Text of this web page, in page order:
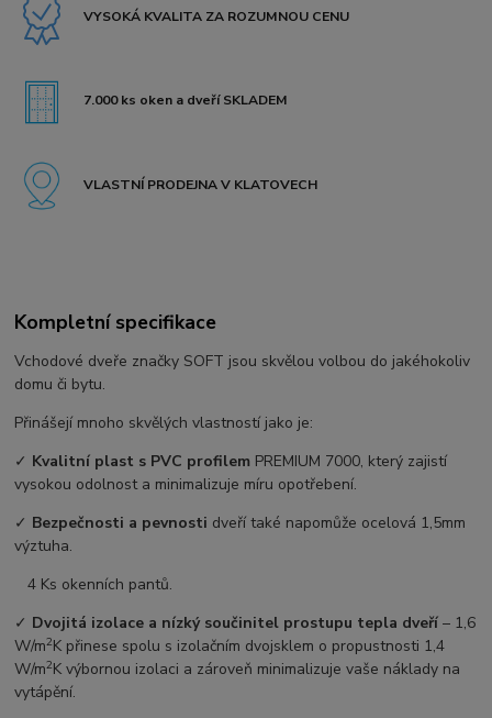
VYSOKÁ KVALITA ZA ROZUMNOU CENU
7.000 ks oken a dveří SKLADEM
VLASTNÍ PRODEJNA V KLATOVECH
Kompletní specifikace
Vchodové dveře značky SOFT jsou skvělou volbou do jakéhokoliv
domu či bytu.
Přinášejí mnoho skvělých vlastností jako je:
✓ Kvalitní plast s PVC profilem PREMIUM 7000, který zajistí
vysokou odolnost a minimalizuje míru opotřebení.
✓ Bezpečnosti a pevnosti dveří také napomůže ocelová 1,5mm
výztuha.
4 Ks okenních pantů.
✓ Dvojitá izolace a nízký součinitel prostupu tepla dveří –⁠ 1,6
W/m2K přinese spolu s izolačním dvojsklem o propustnosti 1,4
W/m2K výbornou izolaci a zároveň minimalizuje vaše náklady na
vytápění.